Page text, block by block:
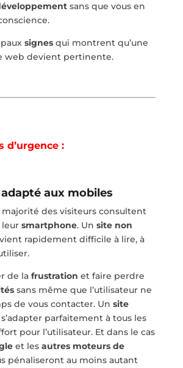
sans que vous en
signesqui montrent qu’une
web devient pertinente.
d’urgence :
adapté aux mobiles
majorité des visiteurs consultent
leur smartphone. Un site non
rapidement difficile à lire, à
de lafrustration et faire perdre
sans même que l’utilisateur ne
de vous contacter. Un site
parfaitement à tous les
pour l’utilisateur. Et dans le cas
et les autres moteurs de
pénaliseront au moins autant